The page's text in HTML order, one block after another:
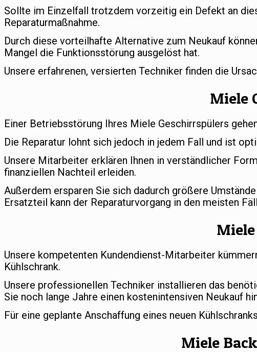
Sollte im Einzelfall trotzdem vorzeitig ein Defekt an
Reparaturmaßnahme.
Durch diese vorteilhafte Alternative zum Neukauf
Mangel die Funktionsstörung ausgelöst hat.
Unsere erfahrenen, versierten Techniker finden die
Miele
Einer Betriebsstörung Ihres Miele Geschirrspülers
Die Reparatur lohnt sich jedoch in jedem Fall und ist
Unsere Mitarbeiter erklären Ihnen in verständlicher
finanziellen Nachteil erleiden.
Außerdem ersparen Sie sich dadurch größere
Ersatzteil kann der Reparaturvorgang in den meisten
Unsere kompetenten Kundendienst-Mitarbeiter
Kühlschrank.
Unsere professionellen Techniker installieren das
Sie noch lange Jahre einen kostenintensiven Neukauf
Für eine geplante Anschaffung eines neuen
Miele